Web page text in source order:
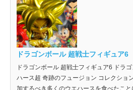
ドラゴンボール 超戦士フィギュア6
ドラゴンボール 超戦士フィギュア6 ドラ
ハース超 奇跡のフュージョン コレクショ
加するべき多くのウエハースを食べたこ